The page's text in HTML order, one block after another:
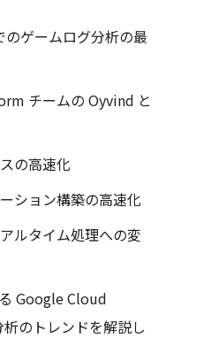
ゲームログ分析の最
チームの Oyvind と
の高速化
ション構築の高速化
ルタイム処理への変
Google Cloud
のトレンドを解説し